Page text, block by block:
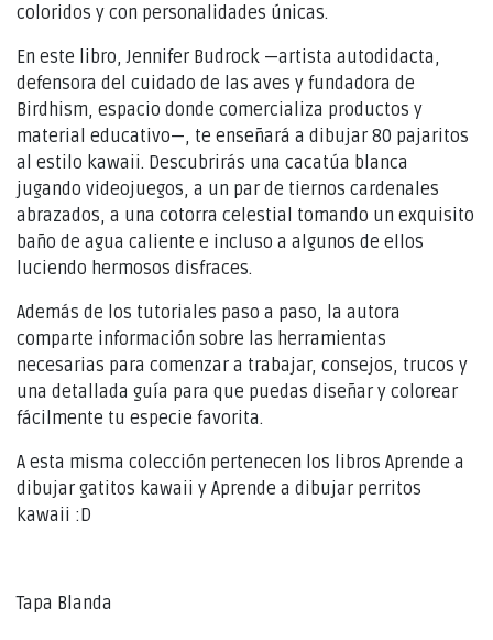
coloridos y con personalidades únicas.
En este libro, Jennifer Budrock —artista autodidacta,
defensora del cuidado de las aves y fundadora de
Birdhism, espacio donde comercializa productos y
material educativo—, te enseñará a dibujar 80 pajaritos
al estilo kawaii. Descubrirás una cacatúa blanca
jugando videojuegos, a un par de tiernos cardenales
abrazados, a una cotorra celestial tomando un exquisito
baño de agua caliente e incluso a algunos de ellos
luciendo hermosos disfraces.
Además de los tutoriales paso a paso, la autora
comparte información sobre las herramientas
necesarias para comenzar a trabajar, consejos, trucos y
una detallada guía para que puedas diseñar y colorear
fácilmente tu especie favorita.
A esta misma colección pertenecen los libros Aprende a
dibujar gatitos kawaii y Aprende a dibujar perritos
kawaii :D
Tapa Blanda